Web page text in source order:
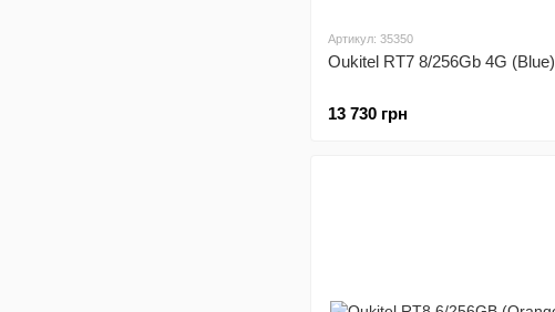
Артикул: 35350
Oukitel RT7 8/256Gb 4G (Blue)
13 730 грн